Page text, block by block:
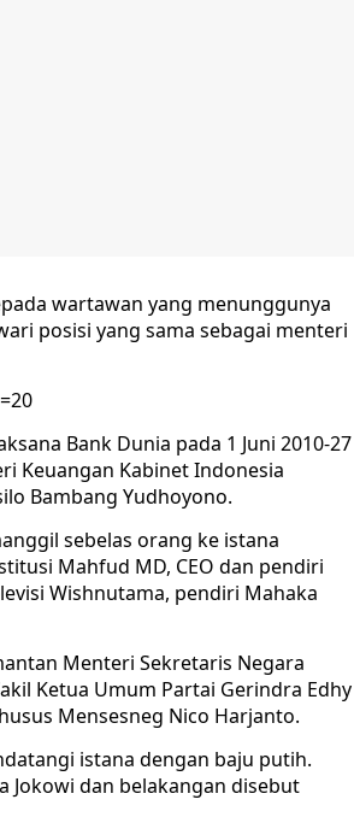
wartawan yang menunggunya
posisi yang sama sebagai menteri
Bank Dunia pada 1 Juni 2010-27
Keuangan Kabinet Indonesia
Bambang Yudhoyono.
sebelas orang ke istana
Mahfud MD, CEO dan pendiri
Wishnutama, pendiri Mahaka
Menteri Sekretaris Negara
Ketua Umum Partai Gerindra Edhy
Mensesneg Nico Harjanto.
istana dengan baju putih.
Jokowi dan belakangan disebut